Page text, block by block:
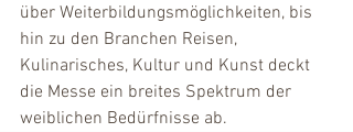
über Weiterbildungsmöglichkeiten, bis
hin zu den Branchen Reisen,
Kulinarisches, Kultur und Kunst deckt
die Messe ein breites Spektrum der
weiblichen Bedürfnisse ab.